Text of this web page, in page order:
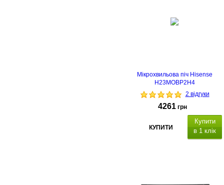
Мікрохвильова піч Hisense
H23MOBP2H4
2 відгуки
4261 грн
КУПИТИ
Купити
в 1 клік